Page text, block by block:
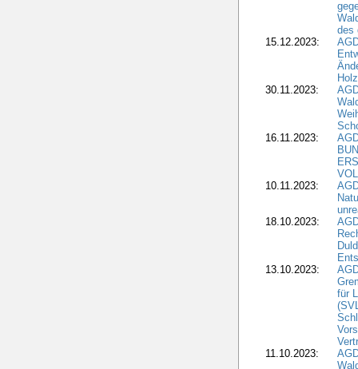
des
15.12.2023:
30.11.2023:
16.11.2023:
10.11.2023:
18.10.2023:
13.10.2023:
für
11.10.2023: